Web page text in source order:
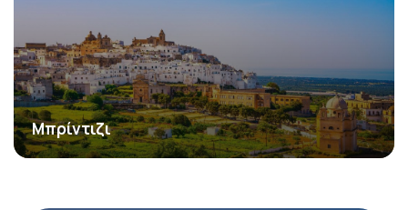
Μπρίντιζι